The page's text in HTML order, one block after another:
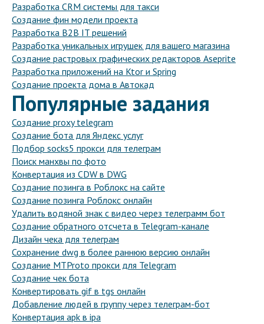
Разработка CRM системы для такси
Создание фин модели проекта
Разработка B2B IT решений
Разработка уникальных игрушек для вашего магазина
Создание растровых графических редакторов Aseprite
Разработка приложений на Ktor и Spring
Создание проекта дома в Автокад
Популярные задания
Создание proxy telegram
Создание бота для Яндекс услуг
Подбор socks5 прокси для телеграм
Поиск манхвы по фото
Конвертация из CDW в DWG
Создание позинга в Роблокс на сайте
Создание позинга Роблокс онлайн
Удалить водяной знак с видео через телеграмм бот
Создание обратного отсчета в Telegram-канале
Дизайн чека для телеграм
Сохранение dwg в более раннюю версию онлайн
Создание MTProto прокси для Telegram
Создание чек бота
Конвертировать gif в tgs онлайн
Добавление людей в группу через телеграм-бот
Конвертация apk в ipa